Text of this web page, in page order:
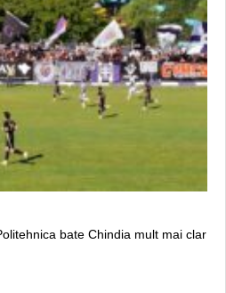
bate Chindia mult mai clar